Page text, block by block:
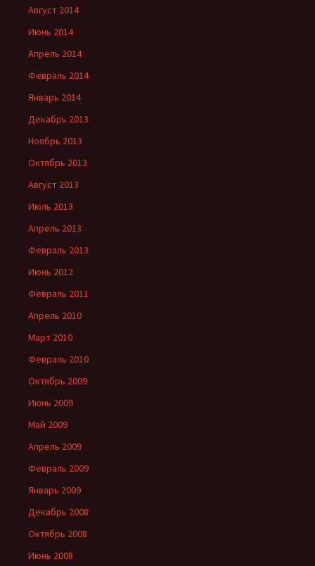
Август 2014
Июнь 2014
Апрель 2014
Февраль 2014
Январь 2014
Декабрь 2013
Ноябрь 2013
Октябрь 2013
Август 2013
Июль 2013
Апрель 2013
Февраль 2013
Июнь 2012
Февраль 2011
Апрель 2010
Март 2010
Февраль 2010
Октябрь 2009
Июнь 2009
Май 2009
Апрель 2009
Февраль 2009
Январь 2009
Декабрь 2008
Октябрь 2008
Июнь 2008